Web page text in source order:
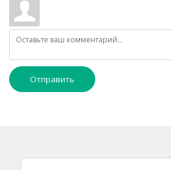
Отправить